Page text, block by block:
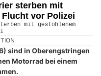
sterben mit
vor Polizei
sind in Oberengstringen
Motorrad bei einem